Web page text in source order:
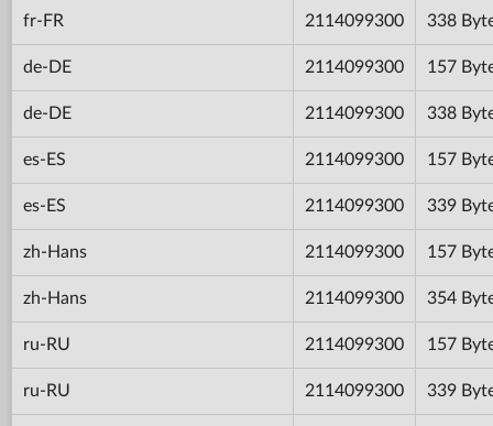
fr-FR 2114099300 338
de-DE 2114099300 157
de-DE 2114099300 338
es-ES 2114099300 157
es-ES 2114099300 339
zh-Hans 2114099300 157
zh-Hans 2114099300 354
ru-RU 2114099300 157
ru-RU 2114099300 339